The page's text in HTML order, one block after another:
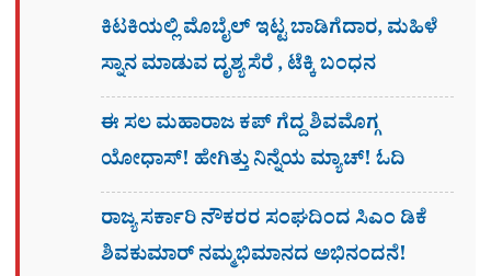
ಕಿಟಕಿಯಲ್ಲಿ ಮೊಬೈಲ್ ಇಟ್ಟ ಬಾಡಿಗೆದಾರ, ಮಹಿಳೆ
ಸ್ನಾನ ಮಾಡುವ ದೃಶ್ಯ ಸೆರೆ , ಟೆಕ್ಕಿ ಬಂಧನ
ಈ ಸಲ ಮಹಾರಾಜ ಕಪ್​ ಗೆದ್ದ ಶಿವಮೊಗ್ಗ
ಯೋಧಾಸ್​! ಹೇಗಿತ್ತು ನಿನ್ನೆಯ ಮ್ಯಾಚ್! ಓದಿ
ರಾಜ್ಯ ಸರ್ಕಾರಿ ನೌಕರರ ಸಂಘದಿಂದ ಸಿಎಂ ಡಿಕೆ
ಶಿವಕುಮಾರ್​ ನಮ್ಮಭಿಮಾನದ ಅಭಿನಂದನೆ!